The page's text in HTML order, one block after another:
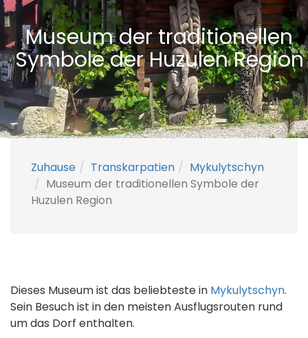
Museum der traditionellen
Symbole der Huzulen Region
Zuhause Transkarpatien
Mykulytschyn
Museum der traditionellen Symbole der
Huzulen Region
Dieses Museum ist das beliebteste in Mykulytschyn.
Sein Besuch ist in den meisten Ausflugsrouten rund
um das Dorf enthalten.